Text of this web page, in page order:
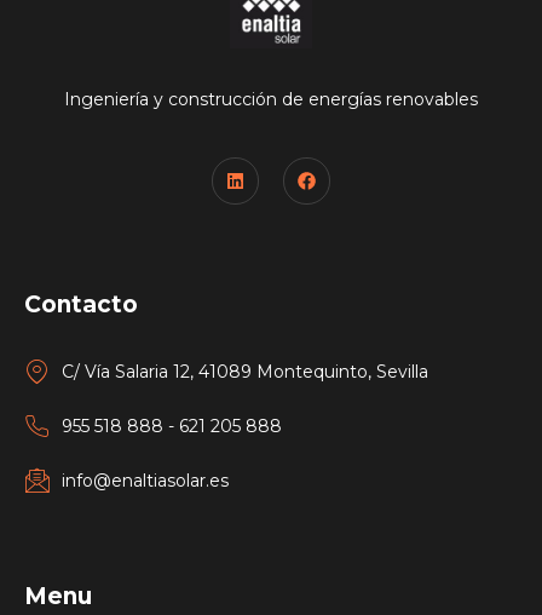
Ingeniería y construcción de energías renovables
Contacto
C/ Vía Salaria 12, 41089 Montequinto, Sevilla
955 518 888 - 621 205 888
info@enaltiasolar.es
Menu